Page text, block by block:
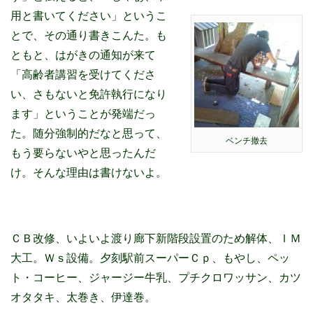
ベンチ撤去
用と書いてください」というこ
とで、その通り書きこんた。も
ともと、はがきの通知が来て
「高齢者講習を受けてくださ
い、さもないと免許執行になり
ます」ということが発端だっ
た。随分強制的だなと思って、
もう要らないやと思ったんだ
け。そんな理由は書けないよ。
ＣＢ改修、いよいよ渡り廊下新階段設置のため解体、ＩＭ
大工。Ｗｓ設備。夕刻駅前スーパーＣｐ、もやし、ペッ
ト・コーヒー、ジャージー牛乳、プチクロワッサン、カツ
オタタキ、太巻き、伊達巻。